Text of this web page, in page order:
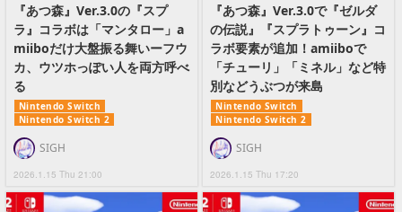
『あつ森』Ver.3.0の『スプ
ラ』コラボは「マンタロー」a
miiboだけ大盤振る舞いーフウ
カ、ウツホっぽい人を両方呼べ
る
Nintendo Switch
Nintendo Switch 2
2026.1.15 Thu 21:00
SIGH
『あつ森』Ver.3.0で『ゼルダ
の伝説』『スプラトゥーン』コ
ラボ要素が追加！amiiboで
「チューリ」「ミネル」など特
別などうぶつが来島
Nintendo Switch
Nintendo Switch 2
2026.1.15 Thu 17:20
SIGH